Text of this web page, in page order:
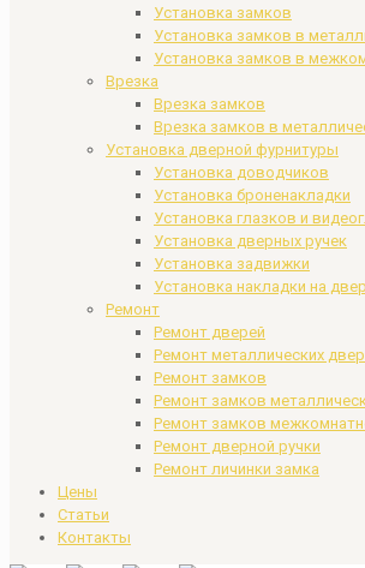
Установка замков
Установка замков в
Установка замков в
Врезка
Врезка замков
Врезка замков в
Установка дверной фурнитуры
Установка доводчиков
Установка броненакладки
Установка глазков и
Установка дверных ручек
Установка задвижки
Установка накладки на
Ремонт
Ремонт дверей
Ремонт металлических
Ремонт замков
Ремонт замков
Ремонт замков
Ремонт дверной ручки
Ремонт личинки замка
Цены
Статьи
Контакты